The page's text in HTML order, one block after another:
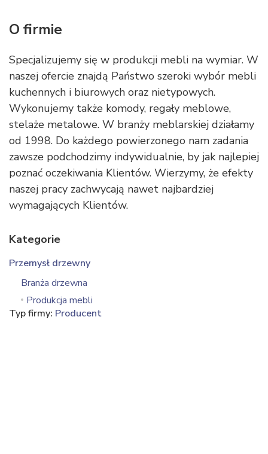
O firmie
Specjalizujemy się w produkcji mebli na wymiar. W
naszej ofercie znajdą Państwo szeroki wybór mebli
kuchennych i biurowych oraz nietypowych.
Wykonujemy także komody, regały meblowe,
stelaże metalowe. W branży meblarskiej działamy
od 1998. Do każdego powierzonego nam zadania
zawsze podchodzimy indywidualnie, by jak najlepiej
poznać oczekiwania Klientów. Wierzymy, że efekty
naszej pracy zachwycają nawet najbardziej
wymagających Klientów.
Kategorie
Przemysł drzewny
Branża drzewna
Produkcja mebli
Typ firmy: Producent